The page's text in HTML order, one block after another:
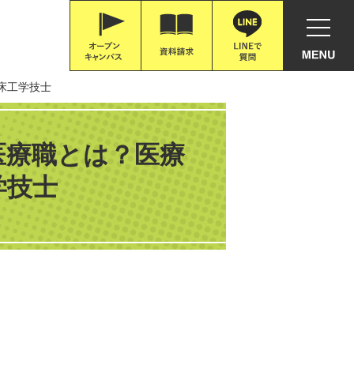
工学技士
職とは？医療
士